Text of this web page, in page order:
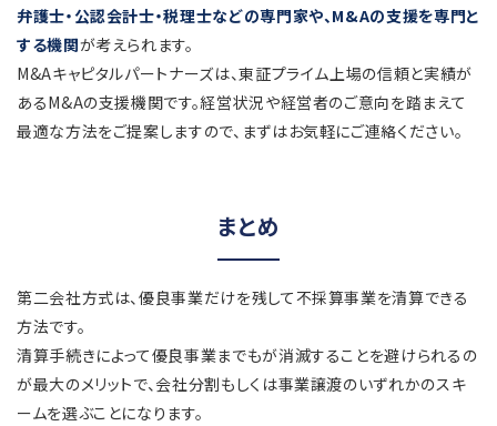
弁護士・公認会計士・税理士などの専門家や、M&Aの支援を専門と
する機関が考えられます。
M&Aキャピタルパートナーズは、東証プライム上場の信頼と実績が
あるM&Aの支援機関です。経営状況や経営者のご意向を踏まえて
最適な方法をご提案しますので、まずはお気軽にご連絡ください。
まとめ
第二会社方式は、優良事業だけを残して不採算事業を清算できる
方法です。
清算手続きによって優良事業までもが消滅することを避けられるの
が最大のメリットで、会社分割もしくは事業譲渡のいずれかのスキ
ームを選ぶことになります。